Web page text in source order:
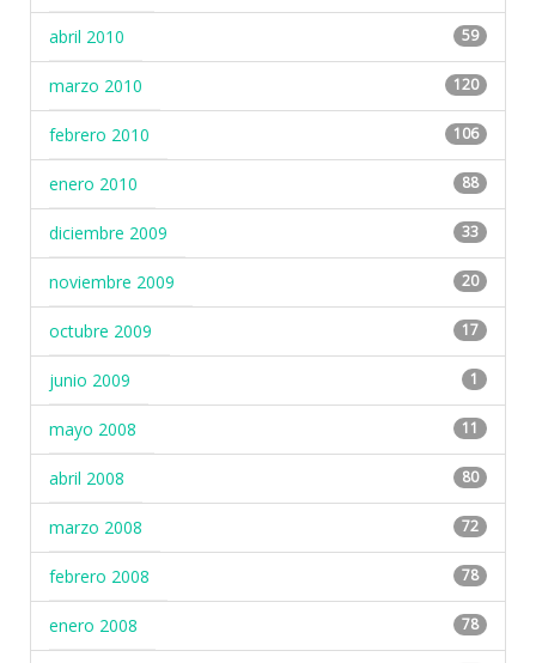
abril 2010 59
marzo 2010 120
febrero 2010 106
enero 2010 88
diciembre 2009 33
noviembre 2009 20
octubre 2009 17
junio 2009 1
mayo 2008 11
abril 2008 80
marzo 2008 72
febrero 2008 78
enero 2008 78